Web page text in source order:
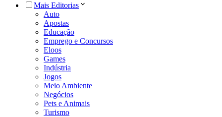
Mais Editorias
Auto
Apostas
Educação
Emprego e Concursos
Eloos
Games
Indústria
Jogos
Meio Ambiente
Negócios
Pets e Animais
Turismo